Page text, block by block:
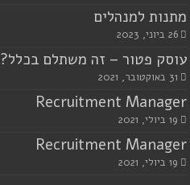
מתנות למנהלים
26 ביוני, 2023
עוסק פטור – זה משתלם בכלל?
31 באוקטובר, 2021
Recruitment Manager
19 ביולי, 2021
Recruitment Manager
19 ביולי, 2021